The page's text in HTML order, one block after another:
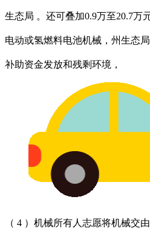
生态局 。还可叠加0.9万至20.7万
电动或氢燃料电池机械，州生态
补助资金发放和残剩环境，
（ 4 ）机械所有人志愿将机械交